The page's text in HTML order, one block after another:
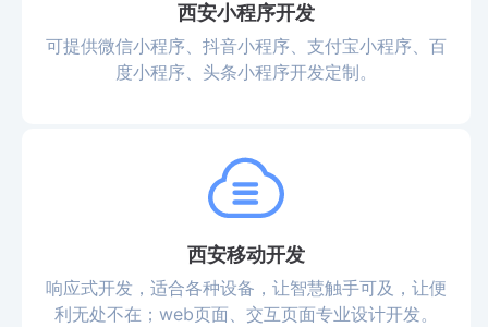
西安小程序开发
可提供微信小程序、抖音小程序、支付宝小程序、百
度小程序、头条小程序开发定制。
西安移动开发
响应式开发，适合各种设备，让智慧触手可及，让便
利无处不在；web页面、交互页面专业设计开发。